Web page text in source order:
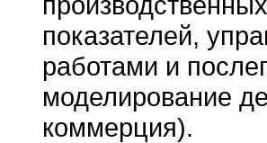
показателей,
работами и
моделирование
коммерция).